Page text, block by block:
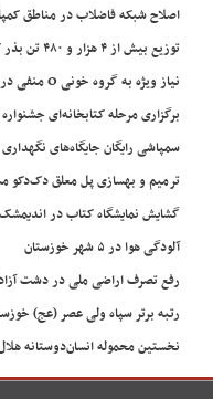
اصلاح شبکه فاضلاب در مناطق
توزیع بیش از ۴ هزار و ۴۸۰ تن بذر کشت پاییزه در خوزستان
نیاز ویژه به گروه خونی O منفی در خوزستان
برگزاری مرحله کتابخانه‌ای
سمپاشی رایگان جایگاه‌های
ترمیم و بهسازی پل معلق دک‌دکو
گشایش نمایشگاه کتاب در اندیمشک
آلودگی هوا در ۵ شهر خوزستان
رفع تصرف اراضی ملی در دشت
رتبه برتر سپاه ولی عصر (عج)
نخستین محموله انسان‌دوستانه